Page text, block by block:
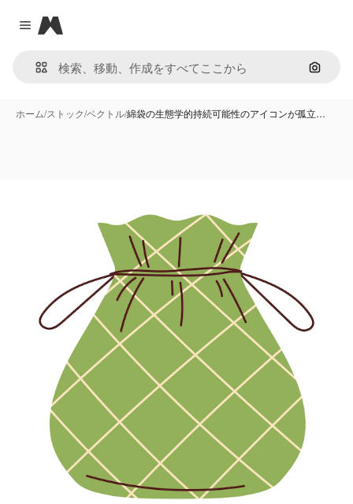
Close menu
Magnific
画像で
ホーム/ストック/ベクトル/綿袋の生態学的持続可能性のアイコンが孤立…